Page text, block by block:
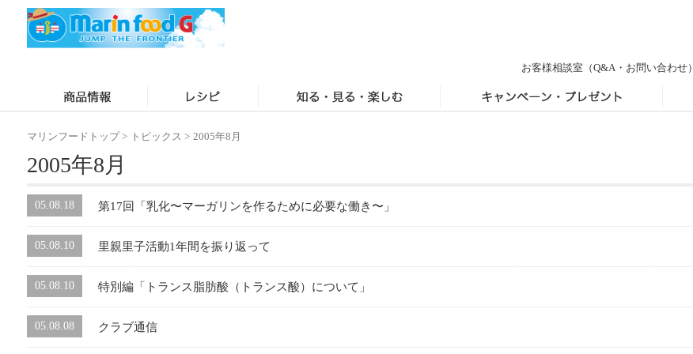
お客様相談室 （Q&A・お問い合わせ）
マリンフードトップ> トピックス > 2005年8月
2005年8月
05.08.18 第17回「乳化〜マーガリンを作るために必要な働き〜」
05.08.10 里親里子活動1年間を振り返って
05.08.10 特別編「トランス脂肪酸（トランス酸）について」
05.08.08 クラブ通信